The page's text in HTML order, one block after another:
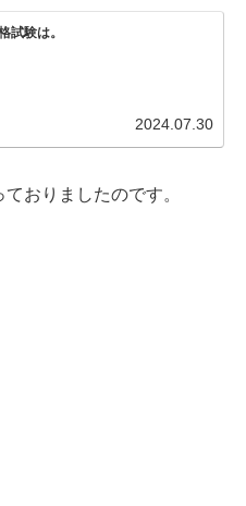
試験は。
2024.07.30
おりましたのです。